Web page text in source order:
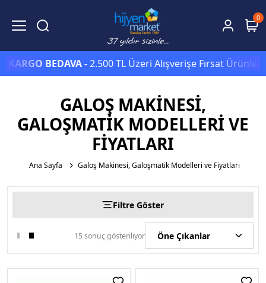
0
BEDAVA -2.500 TL Üzeri Alışverişe Fırsat
GALOŞ MAKINESI,
GALOŞMATIK MODELLERI VE
FIYATLARI
Ana Sayfa Galoş Makinesi, Galoşmatik Modelleri ve Fiyatları
Filtre Göster
15 sonuç gösteriliyor